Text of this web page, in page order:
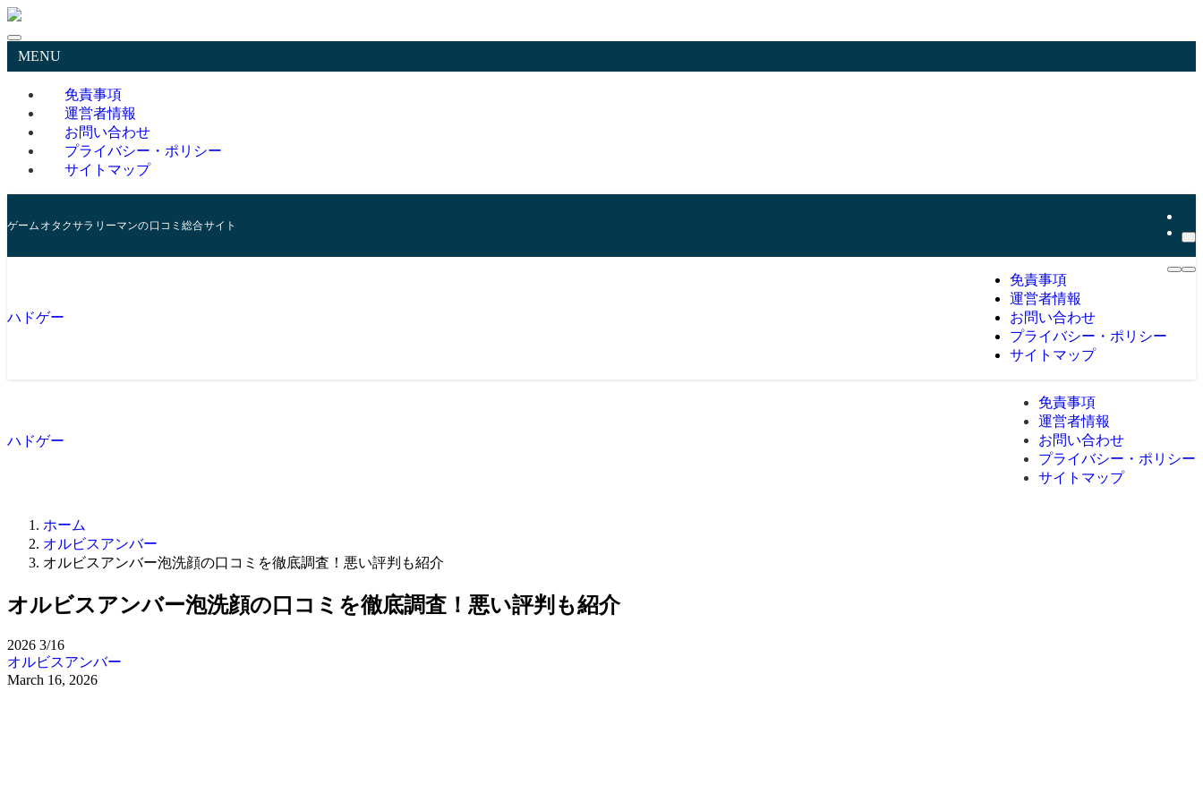
MENU
免責事項
運営者情報
お問い合わせ
プライバシー・ポリシー
サイトマップ
ゲームオタクサラリーマンの口コミ総合サイト
ハドゲー
免責事項
運営者情報
お問い合わせ
プライバシー・ポリシー
サイトマップ
ハドゲー
免責事項
運営者情報
お問い合わせ
プライバシー・ポリシー
サイトマップ
ホーム
オルビスアンバー
オルビスアンバー泡洗顔の口コミを徹底調査！悪い評判も紹介
オルビスアンバー泡洗顔の口コミを徹底調査！悪い評判も紹介
2026 3/16
オルビスアンバー
March 16, 2026